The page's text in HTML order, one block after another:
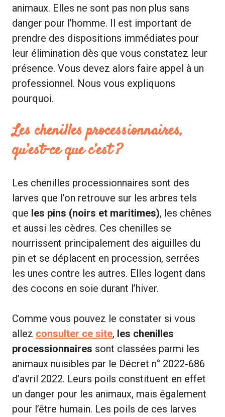
animaux. Elles ne sont pas non plus sans
danger pour l’homme. Il est important de
prendre des dispositions immédiates pour
leur élimination dès que vous constatez leur
présence. Vous devez alors faire appel à un
professionnel. Nous vous expliquons
pourquoi.
Les chenilles processionnaires,
qu’est-ce que c’est ?
Les chenilles processionnaires sont des
larves que l’on retrouve sur les arbres tels
que les pins (noirs et maritimes), les chênes
et aussi les cèdres. Ces chenilles se
nourrissent principalement des aiguilles du
pin et se déplacent en procession, serrées
les unes contre les autres. Elles logent dans
des cocons en soie durant l’hiver.
Comme vous pouvez le constater si vous
allez consulter ce site, les chenilles
processionnaires sont classées parmi les
animaux nuisibles par le Décret n° 2022-686
d’avril 2022. Leurs poils constituent en effet
un danger pour les animaux, mais également
pour l’être humain. Les poils de ces larves